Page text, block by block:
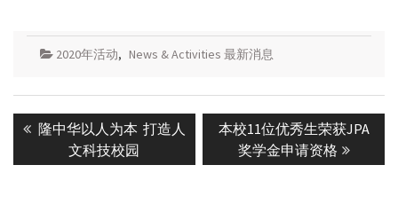
2020年活动, News & Activities 最新消息
navigation
Previous
隆中华以人为本 打造人
文科技校园
Next
post:
本校11位优秀生荣获JPA
奖学金申请资格